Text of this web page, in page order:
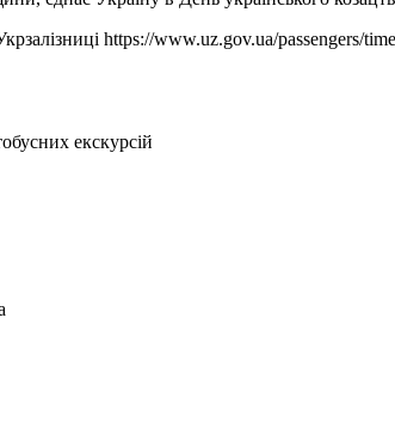
https://www.uz.gov.ua/passengers/
екскурсій